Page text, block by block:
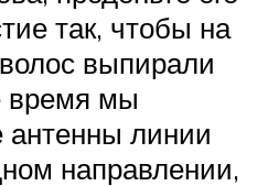
так, чтобы на
выпирали
время мы
линии
направлении,